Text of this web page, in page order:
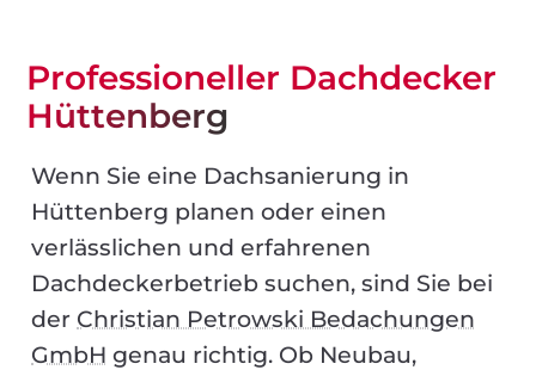
Professioneller Dachdecker
Hüttenberg
Wenn Sie eine Dachsanierung in
Hüttenberg planen oder einen
verlässlichen und erfahrenen
Dachdeckerbetrieb suchen, sind Sie bei
der Christian Petrowski Bedachungen
GmbH genau richtig. Ob Neubau,